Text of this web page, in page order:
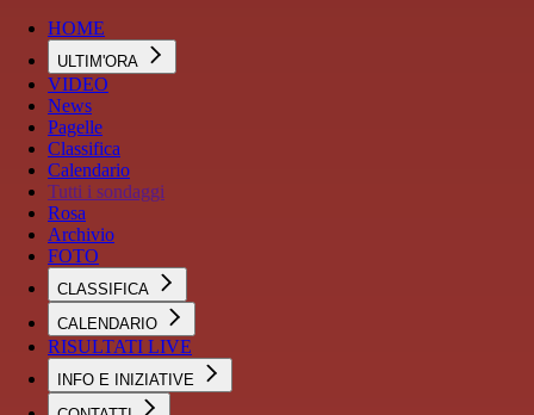
HOME
ULTIM'ORA
VIDEO
News
Pagelle
Classifica
Calendario
Tutti i sondaggi
Rosa
Archivio
FOTO
CLASSIFICA
CALENDARIO
RISULTATI LIVE
INFO E INIZIATIVE